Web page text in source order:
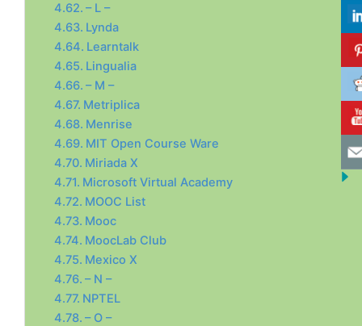
– L –
Lynda
Learntalk
Lingualia
– M –
Metriplica
Menrise
MIT Open Course Ware
Miriada X
Microsoft Virtual Academy
MOOC List
Mooc
MoocLab Club
Mexico X
– N –
NPTEL
– O –